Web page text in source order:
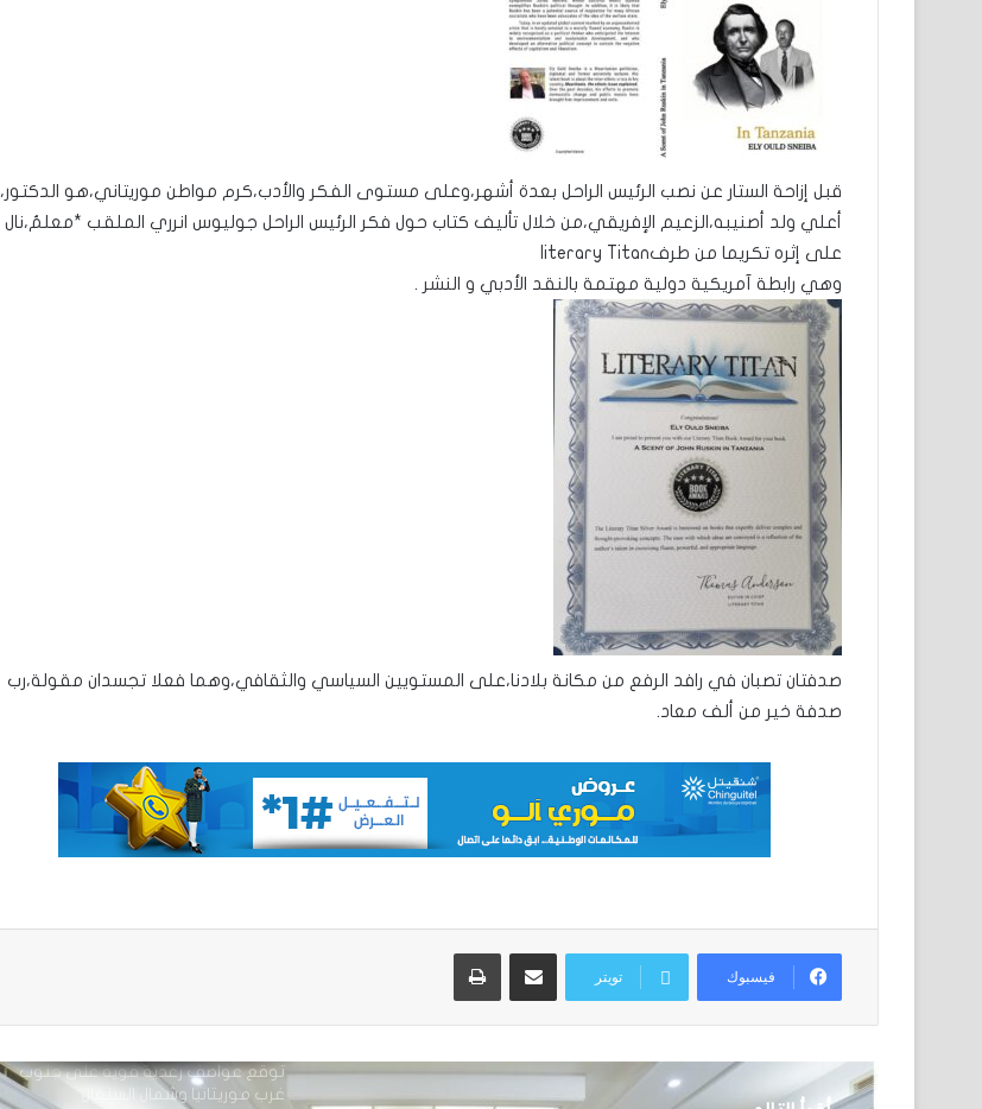
قبل إزاحة الستار عن نصب الرئيس الراحل بعدة أشهر،وعلى مستوى الفكر والأدب،كرم مواطن موريتاني،هو الدكتور،
أعلي ولد أصنيبه،الزعيم الإفريقي،من خلال تأليف كتاب حول فكر الرئيس الراحل جوليوس انرري الملقب *معلمُ،نال
على إثره تكريما من طرفliterary Titan
وهي رابطة آمريكية دولية مهتمة بالنقد الأدبي و النشر .
صدفتان تصبان في رافد الرفع من مكانة بلادنا،على المستويين السياسي والثقافي،وهما فعلا تجسدان مقولة،رب
صدفة خير من ألف معاد.
فيسبوك تويتر
مشاركة عبر البريد طباعة
الخبز على عموم التراب الوطني
تساقطات مطرية على مناطق متفرقة
بالحوض الشرقي
الإخباري ينشر بيان مجلس الوزراء